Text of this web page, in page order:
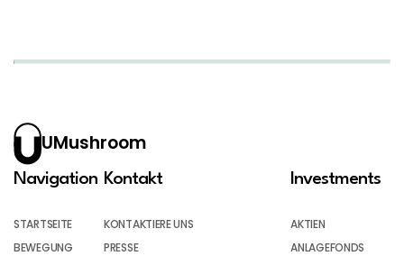
UMushroom
Navigation
STARTSEITE
BEWEGUNG
Kontakt
KONTAKTIERE UNS
PRESSE
Investments
AKTIEN
ANLAGEFONDS